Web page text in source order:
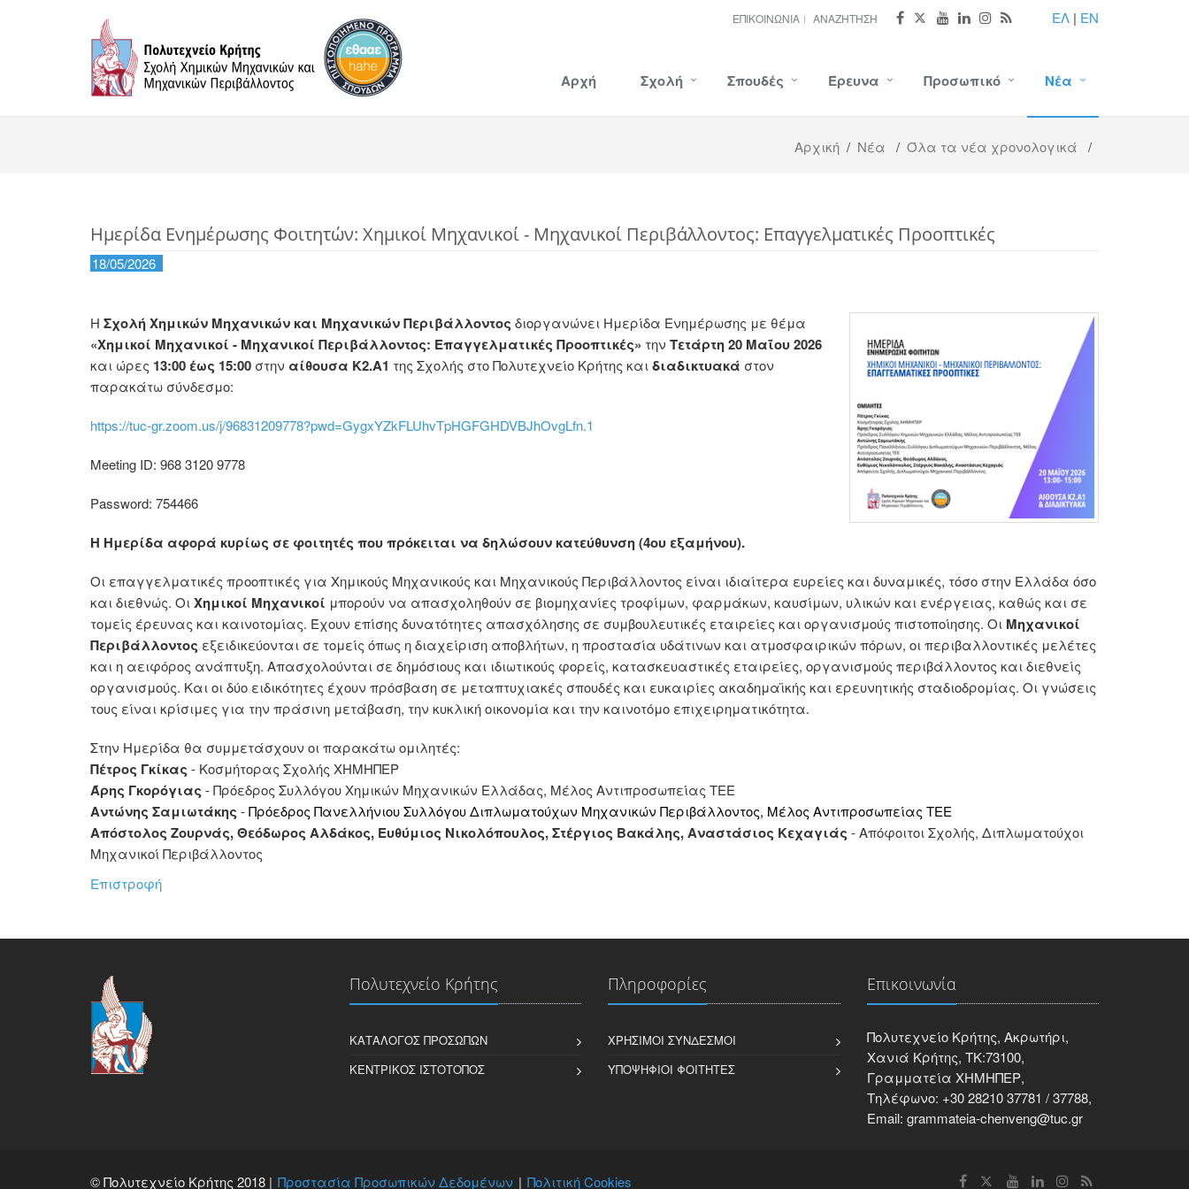
ΕΛ | EN
ΕΠΙΚΟΙΝΩΝΊΑ ΑΝΑΖΉΤΗΣΗ
Αρχή Σχολή Σπουδές Έρευνα Προσωπικό Νέα
Αρχική / Νέα / Όλα τα νέα χρονολογικά /
Ημερίδα Ενημέρωσης Φοιτητών: Χημικοί Μηχανικοί - Μηχανικοί Περιβάλλοντος: Επαγγελματικές Προοπτικές
18/05/2026
Η Σχολή Χημικών Μηχανικών και Μηχανικών Περιβάλλοντος διοργανώνει Ημερίδα Ενημέρωσης με θέμα
«Χημικοί Μηχανικοί - Μηχανικοί Περιβάλλοντος: Επαγγελματικές Προοπτικές» την Τετάρτη 20 Μαΐου 2026
και ώρες 13:00 έως 15:00 στην αίθουσα Κ2.Α1 της Σχολής στο Πολυτεχνείο Κρήτης και διαδικτυακά στον
παρακάτω σύνδεσμο:
https://tuc-gr.zoom.us/j/96831209778?pwd=GygxYZkFLUhvTpHGFGHDVBJhOvgLfn.1
Meeting ID: 968 3120 9778
Password: 754466
Η Ημερίδα αφορά κυρίως σε φοιτητές που πρόκειται να δηλώσουν κατεύθυνση (4ου εξαμήνου).
Οι επαγγελματικές προοπτικές για Χημικούς Μηχανικούς και Μηχανικούς Περιβάλλοντος είναι ιδιαίτερα ευρείες και δυναμικές, τόσο στην Ελλάδα όσο
και διεθνώς. Οι Χημικοί Μηχανικοί μπορούν να απασχοληθούν σε βιομηχανίες τροφίμων, φαρμάκων, καυσίμων, υλικών και ενέργειας, καθώς και σε
τομείς έρευνας και καινοτομίας. Έχουν επίσης δυνατότητες απασχόλησης σε συμβουλευτικές εταιρείες και οργανισμούς πιστοποίησης. Οι Μηχανικοί
Περιβάλλοντος εξειδικεύονται σε τομείς όπως η διαχείριση αποβλήτων, η προστασία υδάτινων και ατμοσφαιρικών πόρων, οι περιβαλλοντικές μελέτες
και η αειφόρος ανάπτυξη. Απασχολούνται σε δημόσιους και ιδιωτικούς φορείς, κατασκευαστικές εταιρείες, οργανισμούς περιβάλλοντος και διεθνείς
οργανισμούς. Και οι δύο ειδικότητες έχουν πρόσβαση σε μεταπτυχιακές σπουδές και ευκαιρίες ακαδημαϊκής και ερευνητικής σταδιοδρομίας. Οι γνώσεις
τους είναι κρίσιμες για την πράσινη μετάβαση, την κυκλική οικονομία και την καινοτόμο επιχειρηματικότητα.
Στην Ημερίδα θα συμμετάσχουν οι παρακάτω ομιλητές:
Πέτρος Γκίκας - Κοσμήτορας Σχολής ΧΗΜΗΠΕΡ
Άρης Γκορόγιας - Πρόεδρος Συλλόγου Χημικών Μηχανικών Ελλάδας, Μέλος Αντιπροσωπείας ΤΕΕ
Αντώνης Σαμιωτάκης -Πρόεδρος Πανελλήνιου Συλλόγου Διπλωματούχων Μηχανικών Περιβάλλοντος, Μέλος Αντιπροσωπείας ΤΕΕ
Απόστολος Ζουρνάς, Θεόδωρος Αλδάκος, Ευθύμιος Νικολόπουλος, Στέργιος Βακάλης, Αναστάσιος Κεχαγιάς - Απόφοιτοι Σχολής, Διπλωματούχοι
Μηχανικοί Περιβάλλοντος
Επιστροφή
Πολυτεχνείο Κρήτης
ΚΑΤΆΛΟΓΟΣ ΠΡΟΣΏΠΩΝ
ΚΕΝΤΡΙΚΌΣ ΙΣΤΌΤΟΠΟΣ
Πληροφορίες
ΧΡΉΣΙΜΟΙ ΣΎΝΔΕΣΜΟΙ
ΥΠΟΨΉΦΙΟΙ ΦΟΙΤΗΤΈΣ
Επικοινωνία
Πολυτεχνείο Κρήτης, Ακρωτήρι,
Χανιά Κρήτης, ΤΚ:73100,
Γραμματεία ΧΗΜΗΠΕΡ,
Τηλέφωνο: +30 28210 37781 / 37788,
Email: grammateia-chenveng@tuc.gr
© Πολυτεχνείο Κρήτης 2018 | Προστασία Προσωπικών Δεδομένων Πολιτική Cookies